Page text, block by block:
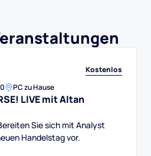
Kostenlos
PC zu Hause
LIVE mit Altan
Sie sich mit Analyst
Handelstag vor.